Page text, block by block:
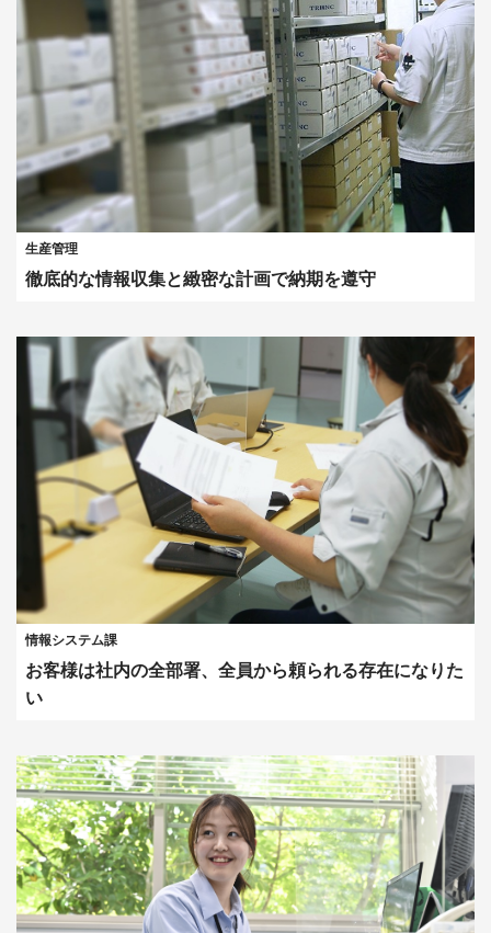
生産管理
徹底的な情報収集と緻密な計画で納期を遵守
情報システム課
お客様は社内の全部署、全員から頼られる存在になりた
い